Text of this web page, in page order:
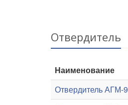
Отвердитель
Наименование
Отвердитель АГМ-9